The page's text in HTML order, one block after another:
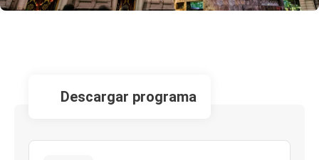
descargar programa